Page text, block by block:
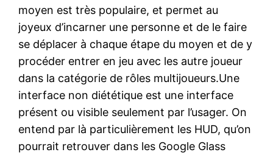
moyen est très populaire, et permet au
joyeux d’incarner une personne et de le faire
se déplacer à chaque étape du moyen et de y
procéder entrer en jeu avec les autre joueur
dans la catégorie de rôles multijoueurs.Une
interface non diététique est une interface
présent ou visible seulement par l’usager. On
entend par là particulièrement les HUD, qu’on
pourrait retrouver dans les Google Glass